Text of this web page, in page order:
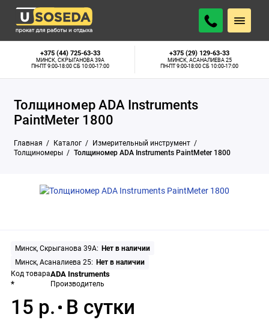
+375 (44) 725-63-33
МИНСК, СКРЫГАНОВА 39А
ПН-ПТ 9:00-18:00 СБ 10:00-17:00
+375 (29) 129-63-33
МИНСК, АСАНАЛИЕВА 25
ПН-ПТ 9:00-18:00 СБ 10:00-17:00
Толщиномер ADA Instruments
PaintMeter 1800
Главная Каталог
Измерительный инструмент
Толщиномеры
Толщиномер ADA Instruments PaintMeter 1800
Минск, Скрыганова 39А: Нет в наличии
Минск, Асаналиева 25: Нет в наличии
Код товара
*
ADA Instruments
Производитель
15 р.
Минск, Скрыганова 39А:
Нет в наличии
Минск, Асаналиева 25: Нет в наличии
ПОДОБРАТЬ АНАЛОГ